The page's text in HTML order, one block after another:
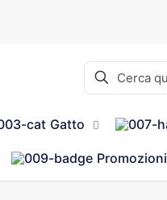
Gatto
Promozioni